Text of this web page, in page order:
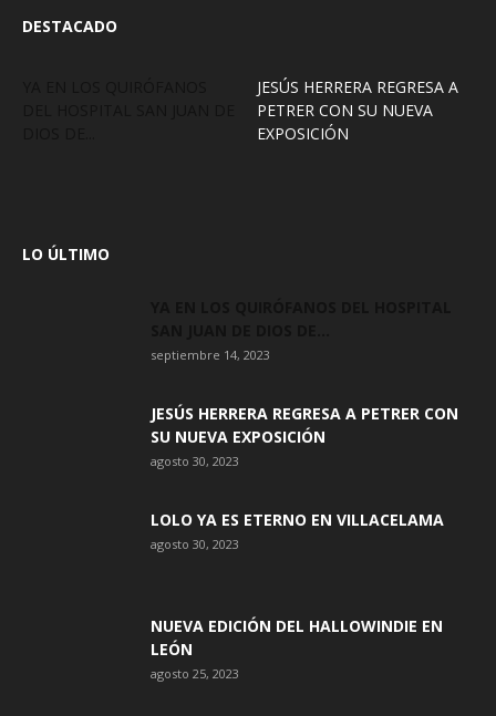
DESTACADO
JESÚS HERRERA REGRESA A
PETRER CON SU NUEVA
EXPOSICIÓN
LO ÚLTIMO
septiembre 14, 2023
JESÚS HERRERA REGRESA A PETRER CON
SU NUEVA EXPOSICIÓN
agosto 30, 2023
LOLO YA ES ETERNO EN VILLACELAMA
agosto 30, 2023
NUEVA EDICIÓN DEL HALLOWINDIE EN
LEÓN
agosto 25, 2023